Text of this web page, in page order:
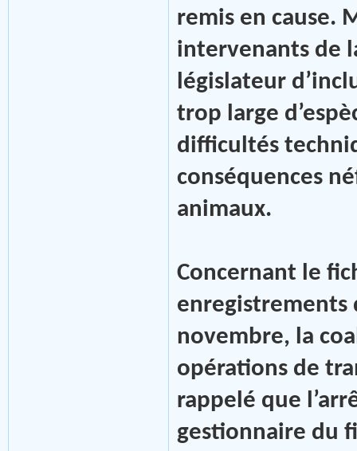
remis en cause.
intervenants de
législateur
trop large
difficultés
conséquences
animaux.
Concernant le
enregistrements
novembre, la
opérations de
rappelé que
gestionnaire du